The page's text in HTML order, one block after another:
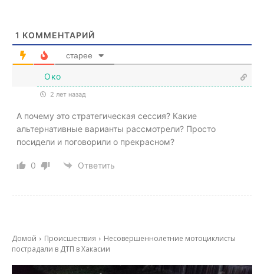
1 КОММЕНТАРИЙ
старее
Око
2 лет назад
А почему это стратегическая сессия? Какие
альтернативные варианты рассмотрели? Просто
посидели и поговорили о прекрасном?
0 Ответить